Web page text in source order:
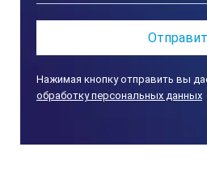
ЭС0210/1Г
ЭС0210/2Г
Нажимая кнопку отправить вы
обработку персональных данных